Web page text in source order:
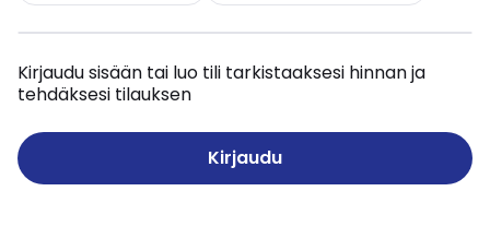
Kirjaudu sisään tai luo tili tarkistaaksesi hinnan ja
tehdäksesi tilauksen
Kirjaudu